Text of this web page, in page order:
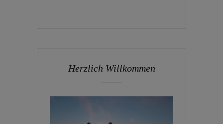
Herzlich Willkommen